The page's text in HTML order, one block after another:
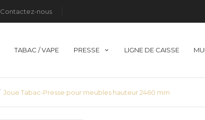
Contactez-nous
TABAC / VAPE PRESSE LIGNE DE CAISSE
Joue Tabac-Presse pour meubles hauteur 2460 mm